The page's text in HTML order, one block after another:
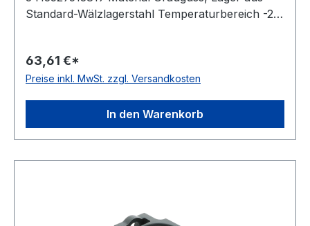
Standard-Wälzlagerstahl Temperaturbereich -20
63,61 €*
Preise inkl. MwSt. zzgl. Versandkosten
In den Warenkorb